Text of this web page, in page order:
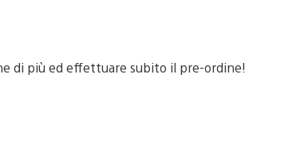
di più ed effettuare subito il pre-ordine!